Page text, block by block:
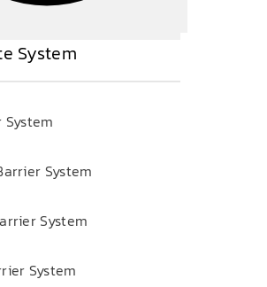
System
System
System
System
System